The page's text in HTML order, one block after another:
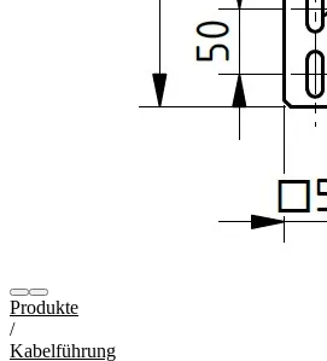
Produkte
/
Kabelführung